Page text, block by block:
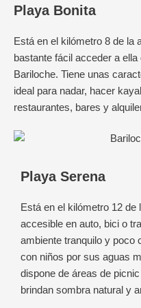
Playa Bonita
Está en el kilómetro 8 de la
bastante fácil acceder a
Bariloche. Tiene unas
ideal para nadar, hacer
restaurantes, bares y
Playa Serena
Está en el kilómetro 12 de
accesible en auto, bici o
ambiente tranquilo y poco
con niños por sus aguas
dispone de áreas de
brindan sombra natural y